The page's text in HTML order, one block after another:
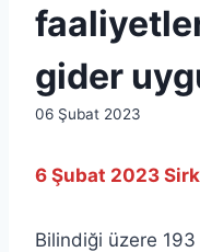
gider
By
06 Şubat 2023
6 Şubat 2023
Bilindiği üzere 193